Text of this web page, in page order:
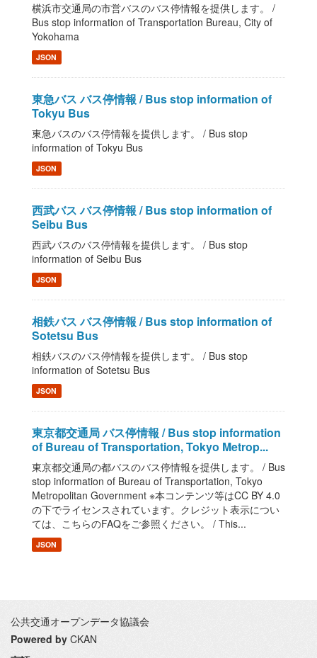
横浜市交通局の市営バスのバス停情報を提供します。 /
Bus stop information of Transportation Bureau, City of
Yokohama
JSON
東急バス バス停情報 / Bus stop information of
Tokyu Bus
東急バスのバス停情報を提供します。 / Bus stop
information of Tokyu Bus
JSON
西武バス バス停情報 / Bus stop information of
Seibu Bus
西武バスのバス停情報を提供します。 / Bus stop
information of Seibu Bus
JSON
相鉄バス バス停情報 / Bus stop information of
Sotetsu Bus
相鉄バスのバス停情報を提供します。 / Bus stop
information of Sotetsu Bus
JSON
東京都交通局 バス停情報 / Bus stop information
of Bureau of Transportation, Tokyo Metrop...
東京都交通局の都バスのバス停情報を提供します。 / Bus
stop information of Bureau of Transportation, Tokyo
Metropolitan Government ※本コンテンツ等はCC BY 4.0
の下でライセンスされています。クレジット表示につい
ては、こちらのFAQをご参照ください。 / This...
JSON
公共交通オープンデータ協議会
Powered by CKAN